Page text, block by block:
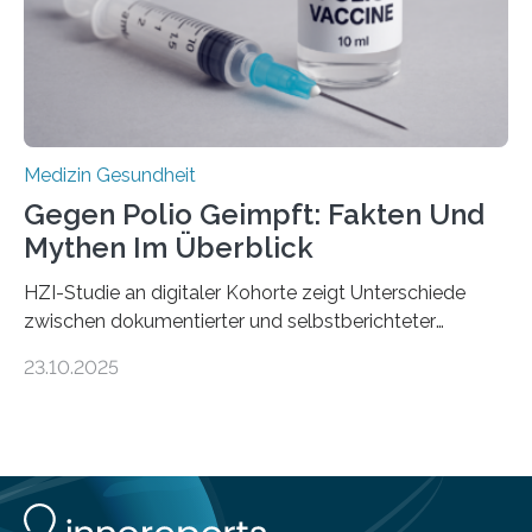
Schwachstelle im Erbgut einer Untergruppe des
Medulloblastoms gefunden. Die Wilhelm Sander-
Stiftung unterstützte das Projekt…
Medizin Gesundheit
Gegen Polio Geimpft: Fakten Und
Mythen Im Überblick
HZI-Studie an digitaler Kohorte zeigt Unterschiede
zwischen dokumentierter und selbstberichteter
Kinderlähmung, ist eine ansteckende Krankheit, die
nur noch in zwei Ländern endemisch. Bis das Virus
weltweit ausgerottet ist, ist aber auch in Deutschland
23.10.2025